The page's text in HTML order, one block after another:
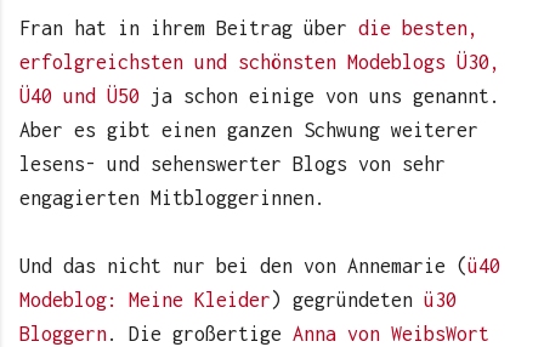
Fran hat in ihrem Beitrag über die besten,
erfolgreichsten und schönsten Modeblogs Ü30,
Ü40 und Ü50
ja schon einige von uns genannt.
Aber es gibt einen ganzen Schwung weiterer
lesens- und sehenswerter Blogs von sehr
engagierten Mitbloggerinnen.
Und das nicht nur bei den von Annemarie (ü40
Modeblog: Meine Kleider) gegründeten ü30
Bloggern. Die großertige Anna von WeibsWort